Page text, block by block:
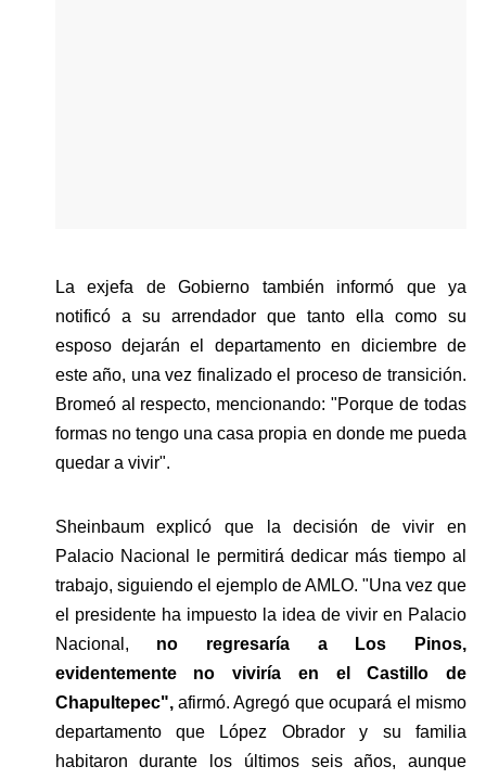
La exjefa de Gobierno también informó que ya
notificó a su arrendador que tanto ella como su
esposo dejarán el departamento en diciembre de
este año, una vez finalizado el proceso de transición.
Bromeó al respecto, mencionando: "Porque de todas
formas no tengo una casa propia en donde me pueda
quedar a vivir".
Sheinbaum explicó que la decisión de vivir en
Palacio Nacional le permitirá dedicar más tiempo al
trabajo, siguiendo el ejemplo de AMLO. "Una vez que
el presidente ha impuesto la idea de vivir en Palacio
Nacional, no regresaría a Los Pinos,
evidentemente no viviría en el Castillo de
Chapultepec", afirmó. Agregó que ocupará el mismo
departamento que López Obrador y su familia
habitaron durante los últimos seis años, aunque